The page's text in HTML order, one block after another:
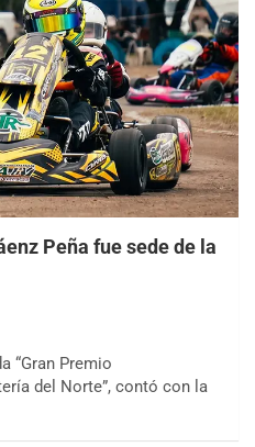
Peña fue sede de la
“Gran Premio
del Norte”, contó con la